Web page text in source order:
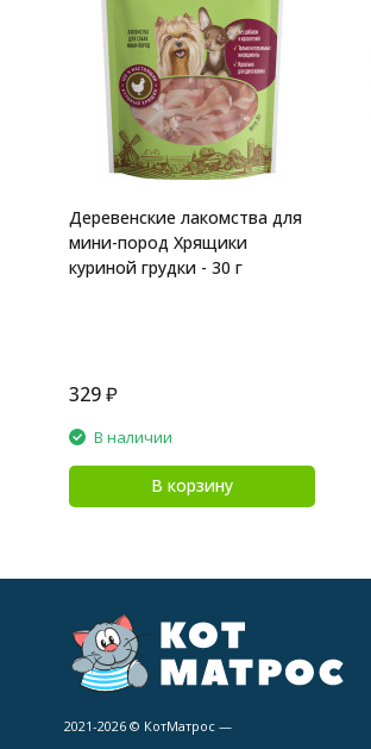
Деревенские лакомства для
мини-пород Хрящики
куриной грудки - 30 г
329 ₽
В наличии
В корзину
2021-2026 © КотМатрос —